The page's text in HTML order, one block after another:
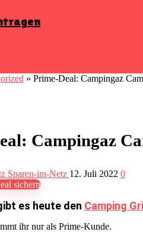
» Prime-Deal: Campingaz
Campingaz
Sparen-im-Netz 12. Juli 2022 0
sichern
es heute den Camping
ihr nur als Prime-Kunde.